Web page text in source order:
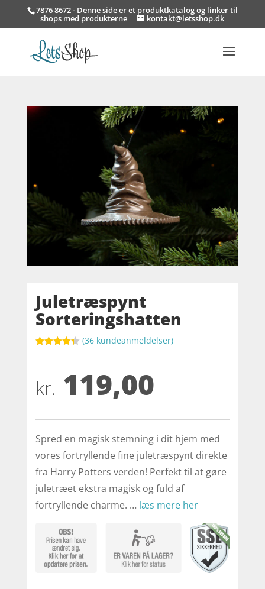
7876 8672 - Denne side er et produktkatalog og linker til
shops med produkterne kontakt@letsshop.dk
Juletræspynt
Sorteringshatten
på
kundebedø
(36 kundeanmeldelser)
kr. 119,00
Spred en magisk stemning i dit hjem med
vores fortryllende fine juletræspynt direkte
fra Harry Potters verden! Perfekt til at gøre
juletræet ekstra magisk og fuld af
fortryllende charme. … læs mere her